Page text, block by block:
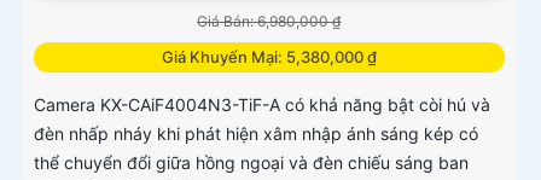
Giá Bán: 6,980,000 ₫
Giá Khuyến Mại: 5,380,000 ₫
Camera KX-CAiF4004N3-TiF-A có khả năng bật còi hú và
đèn nhấp nháy khi phát hiện xâm nhập ánh sáng kép có
thể chuyển đổi giữa hồng ngoại và đèn chiếu sáng ban